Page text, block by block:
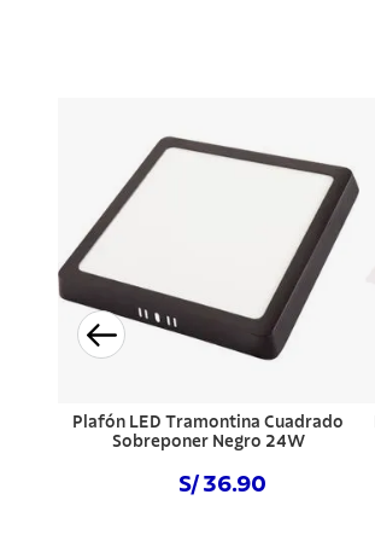
Plafón LED Tramontina Cuadrado
Sobreponer Negro 24W
S/ 36.90